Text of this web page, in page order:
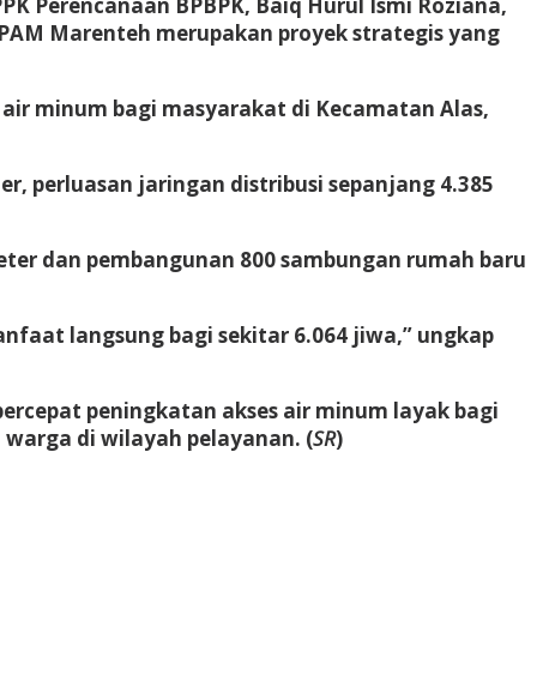
Marenteh merupakan proyek strategis yang
minum bagi masyarakat di Kecamatan Alas,
perluasan jaringan distribusi sepanjang 4.385
dan pembangunan 800 sambungan rumah baru
langsung bagi sekitar 6.064 jiwa,” ungkap
peningkatan akses air minum layak bagi
di wilayah pelayanan. (SR)